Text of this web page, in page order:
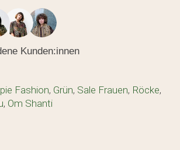
Kunden:innen
Fashion, Grün, Sale Frauen, Röcke,
, Om Shanti